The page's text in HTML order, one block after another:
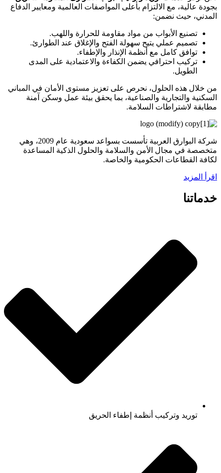
بجودة عالية، مع الالتزام بأعلى المواصفات العالمية ومعايير الدفاع
المدني، حيث نضمن:
تصنيع الأبواب من مواد مقاومة للحرارة واللهب.
تصميم عملي يتيح سهولة الفتح والإغلاق عند الطوارئ.
توافق كامل مع أنظمة الإنذار والإطفاء.
تركيب احترافي يضمن الكفاءة والاعتمادية على المدى
الطويل.
من خلال هذه الحلول، نحرص على تعزيز مستوى الأمان في المباني
السكنية والتجارية والصناعية، بما يحقق بيئة عمل وسكن آمنة
مطابقة لاشتراطات السلامة.
شركة البوارق العربية تأسست بسواعد سعودية عام 2009، وهي
متخصصة في مجال الأمن والسلامة والحلول الذكية المساعدة
لكافة القطاعات الحكومية والخاصة.
اقرأ المزيد
خدماتنا
توريد وتركيب أنظمة إطفاء الحريق